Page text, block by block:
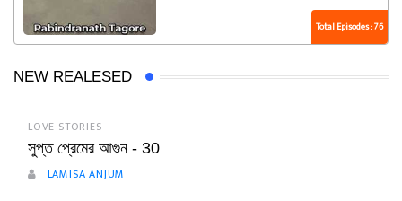
Total Episodes : 76
NEW REALESED
LOVE STORIES
সুপ্ত প্রেমের আগুন - 30
LAMISA ANJUM